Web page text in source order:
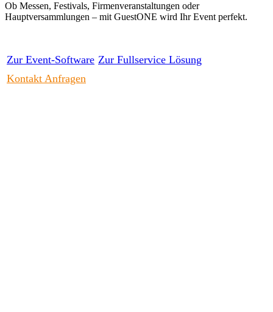
Ob Messen, Festivals, Firmenveranstaltungen oder
Hauptversammlungen – mit GuestONE wird Ihr Event perfekt.
Zur Event-Software Zur Fullservice Lösung
Kontakt Anfragen